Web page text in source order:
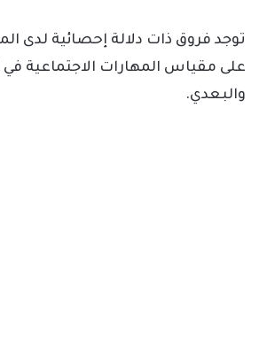
توجد فروق ذات دلالة إحصائية لدى
على مقياس المهارات الاجتماعية في
والبعدي.